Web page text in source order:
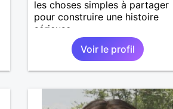
les choses simples à partager
pour construire une histoire
sérieuse.
Voir le profil